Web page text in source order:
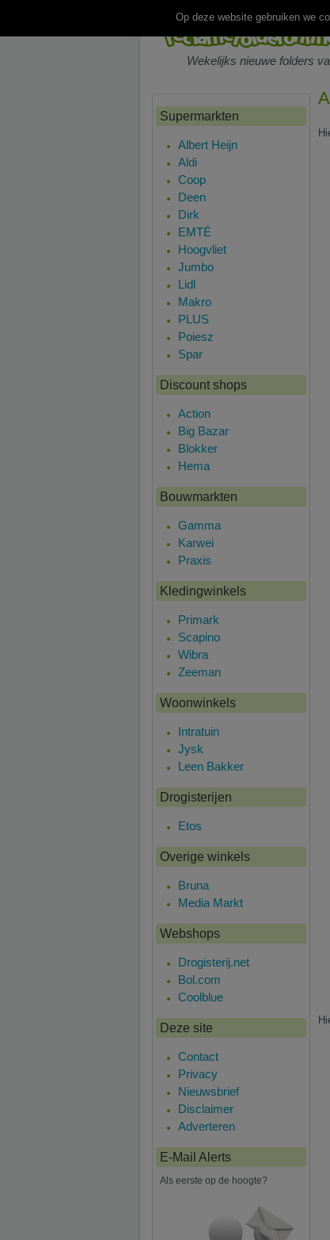
Wekelijks nieuwe folders
Supermarkten
Albert Heijn
Aldi
Coop
Deen
Dirk
EMTÉ
Hoogvliet
Jumbo
Lidl
Makro
PLUS
Poiesz
Spar
Discount shops
Action
Big Bazar
Blokker
Hema
Bouwmarkten
Gamma
Karwei
Praxis
Kledingwinkels
Primark
Scapino
Wibra
Zeeman
Woonwinkels
Intratuin
Jysk
Leen Bakker
Drogisterijen
Etos
Overige winkels
Bruna
Media Markt
Webshops
Drogisterij.net
Bol.com
Coolblue
Deze site
Contact
Privacy
Nieuwsbrief
Disclaimer
Adverteren
E-Mail Alerts
Als eerste op de hoogte?
Op deze website gebruiken we